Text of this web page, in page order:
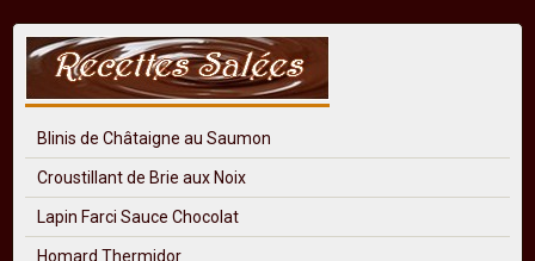
Blinis de Châtaigne au Saumon
Croustillant de Brie aux Noix
Lapin Farci Sauce Chocolat
Homard Thermidor